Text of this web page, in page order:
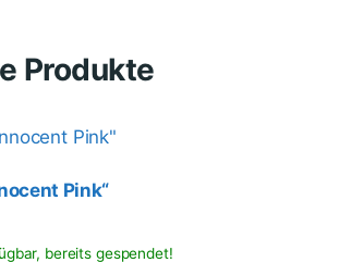
Produkte
Pink“